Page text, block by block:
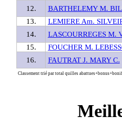
12.
BARTHELEMY M.
13.
LEMIERE Am.
14.
LASCOURREGES M.
15.
FOUCHER M.
16.
FAUTRAT J. MARY C.
Classement trié par total quilles